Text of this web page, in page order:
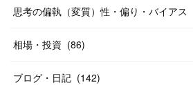
思考の偏執（変質）性・偏り・バイアス
相場・投資 (86)
ブログ・日記 (142)